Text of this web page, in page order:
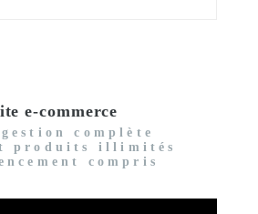
e-commerce
complète
produits illimités
compris